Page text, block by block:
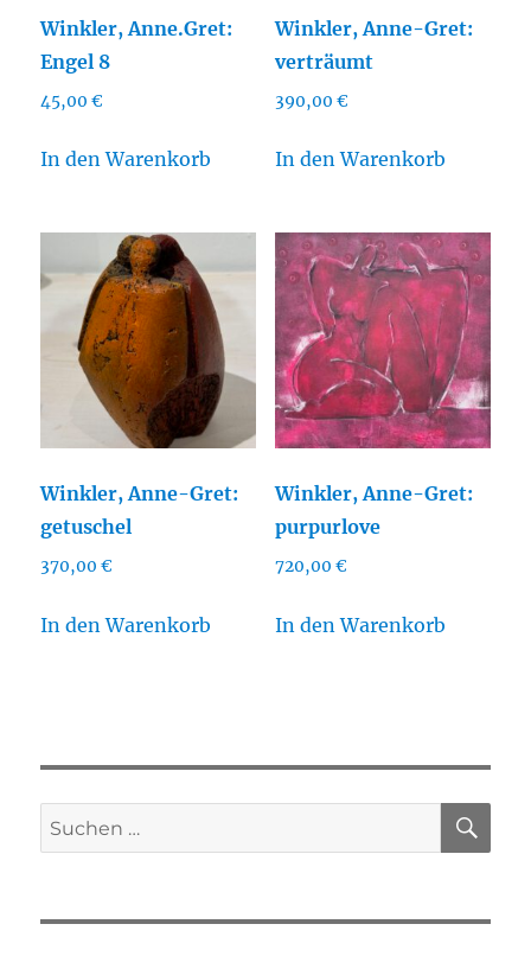
Winkler, Anne.Gret:
Engel 8
45,00€
In den Warenkorb
Winkler, Anne-Gret:
verträumt
390,00 €
In den Warenkorb
Winkler, Anne-Gret:
getuschel
370,00€
In den Warenkorb
Winkler, Anne-Gret:
purpurlove
720,00 €
In den Warenkorb
Suchen
nach: